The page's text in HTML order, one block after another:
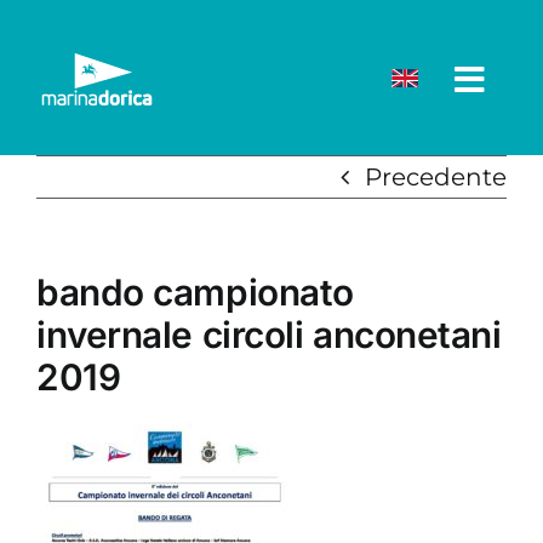
contenuto
Precedente
bando campionato
invernale circoli anconetani
2019